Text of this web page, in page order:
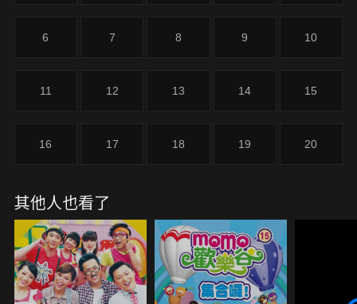
6 7 8 9 10
11 12 13 14 15
16 17 18 19 20
其他人也看了